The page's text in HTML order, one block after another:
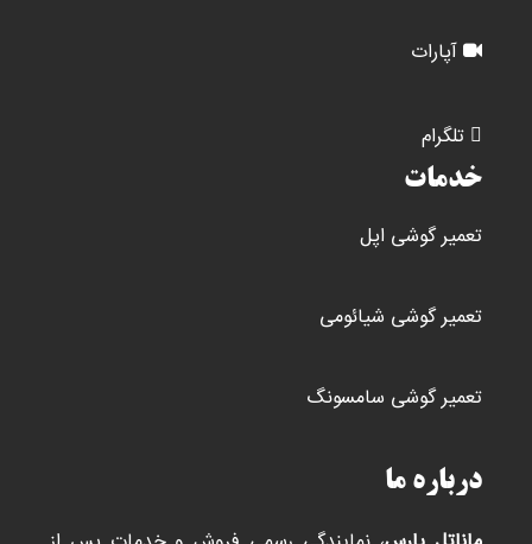
آپارات
تلگرام
خدمات
تعمیر گوشی اپل
تعمیر گوشی شیائومی
تعمیر گوشی سامسونگ
درباره ما